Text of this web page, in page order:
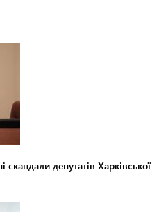
депутатів Харківської